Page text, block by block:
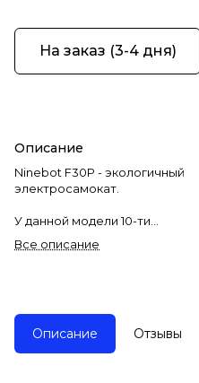
На заказ (3-4 дня)
Описание
Ninebot F30P - экологичный
электросамокат.
У данной модели 10-ти
шины, которые обеспечат
панель,
показывающая уровень
заряда батареи, информацию
Все описание
Описание Отзывы